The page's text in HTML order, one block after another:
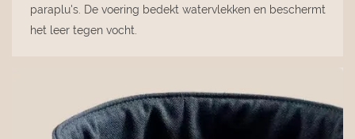
paraplu's. De voering bedekt watervlekken en beschermt
het leer tegen vocht.